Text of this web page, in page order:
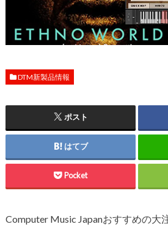
DTM新製品情報
ポスト
はてブ
Pocket
Computer Music Japanおすすめの大